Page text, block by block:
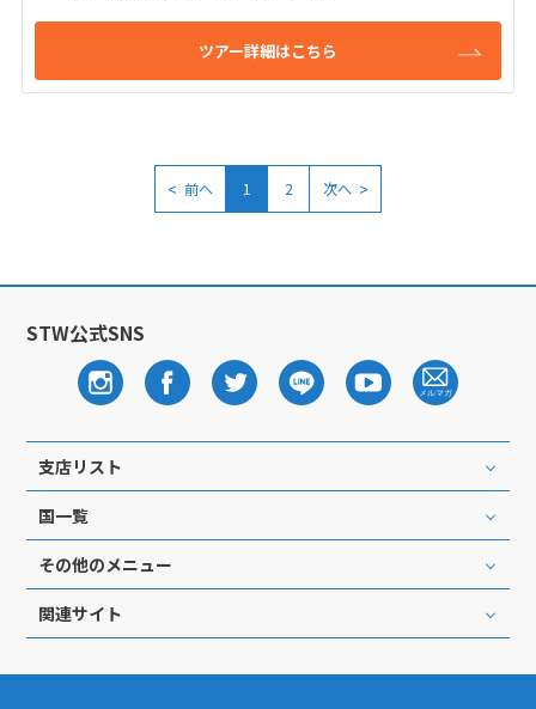
ツアー詳細はこちら
< 前へ 1 2 次へ >
STW公式SNS
支店リスト
国一覧
その他のメニュー
関連サイト